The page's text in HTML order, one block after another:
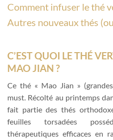
Comment infuser le thé
Autres nouveaux thés
C’EST QUOI LE THÉ
MAO JIAN ?
Ce thé « Mao Jian »
must. Récolté au printemps
fait partie des thés
feuilles torsadées
thérapeutiques efficaces en